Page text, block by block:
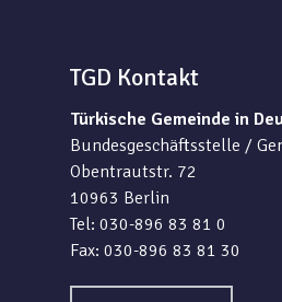
TGD Kontakt
Türkische Gemeinde in
Bundesgeschäftsstelle /
Obentrautstr. 72
10963 Berlin
Tel: 030-896 83 81 0
Fax: 030-896 83 81 30